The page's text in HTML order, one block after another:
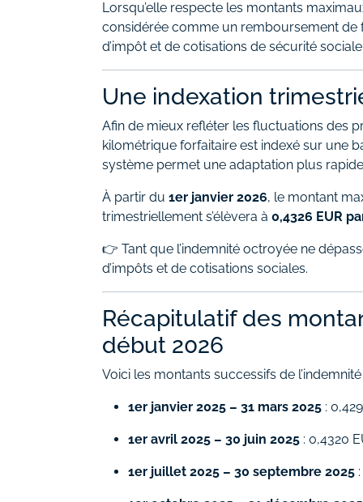
Lorsqu’elle respecte les montants
considérée comme un remboursement de
d’impôt et de cotisations de sécurité
Une indexation
Afin de mieux refléter les fluctuations des
kilométrique forfaitaire est indexé sur une
système permet une adaptation plus
À partir du 1er janvier 2026, le montant
trimestriellement s’élèvera à 0,4326 EUR
👉 Tant que l’indemnité octroyée ne
d’impôts et de cotisations sociales.
Récapitulatif des
début 2026
Voici les montants successifs de
1er janvier 2025 – 31 mars 2025 :
1er avril 2025 – 30 juin 2025 : 0,4320
1er juillet 2025 – 30 septembre 2025